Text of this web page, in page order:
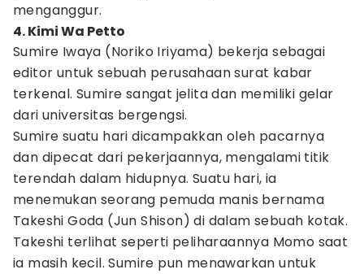
menganggur.
4. Kimi Wa Petto
Sumire Iwaya (Noriko Iriyama) bekerja sebagai
editor untuk sebuah perusahaan surat kabar
terkenal. Sumire sangat jelita dan memiliki gelar
dari universitas bergengsi.
Sumire suatu hari dicampakkan oleh pacarnya
dan dipecat dari pekerjaannya, mengalami titik
terendah dalam hidupnya. Suatu hari, ia
menemukan seorang pemuda manis bernama
Takeshi Goda (Jun Shison) di dalam sebuah kotak.
Takeshi terlihat seperti peliharaannya Momo saat
ia masih kecil. Sumire pun menawarkan untuk